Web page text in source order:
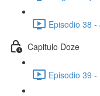
Episodio 38
Capitulo Doze
Episodio 39